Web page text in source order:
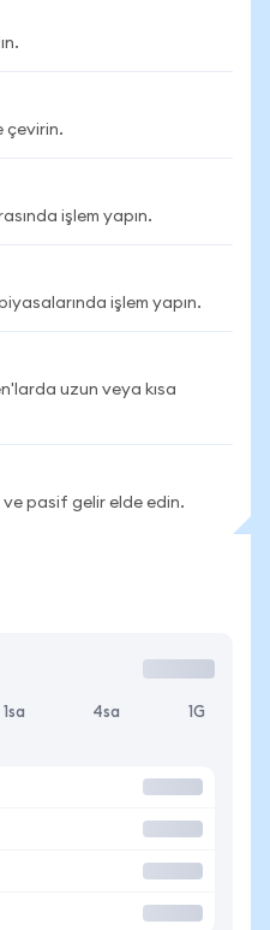
çevirin.
işlem yapın.
işlem yapın.
uzun veya kısa
pasif gelir elde edin.
1sa 4sa 1G